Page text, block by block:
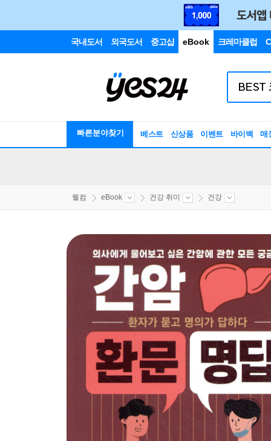
국내도서 외국도서 중고샵 eBook 크레마클럽
빠른분야찾기 베스트 신상품 이벤트 바이백 매
웰컴 eBook 건강 취미 건강